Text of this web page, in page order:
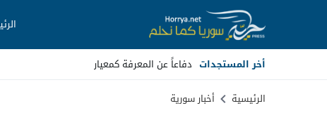
أخر المستجدات دفاعاً عن المعرفة كمعيار
Stop
الرئيسية أخبار سورية